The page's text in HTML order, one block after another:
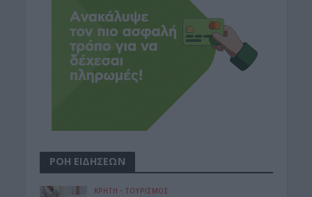
ΡΟΗ ΕΙΔΗΣΕΩΝ
ΚΡΗΤΗ • ΤΟΥΡΙΣΜΟΣ